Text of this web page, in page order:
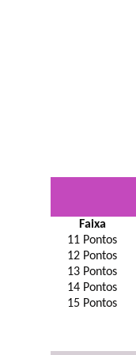
Faixa
11 Pontos
12 Pontos
13 Pontos
14 Pontos
15 Pontos